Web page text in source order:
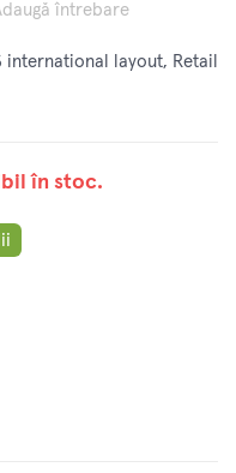
întrebare
international layout, Retail
în stoc.